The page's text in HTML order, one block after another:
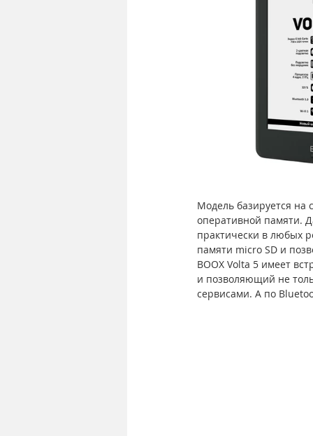
Модель базируется на
оперативной памяти.
практически в любых
памяти micro SD и
BOOX Volta 5 имеет
и позволяющий не
сервисами. А по